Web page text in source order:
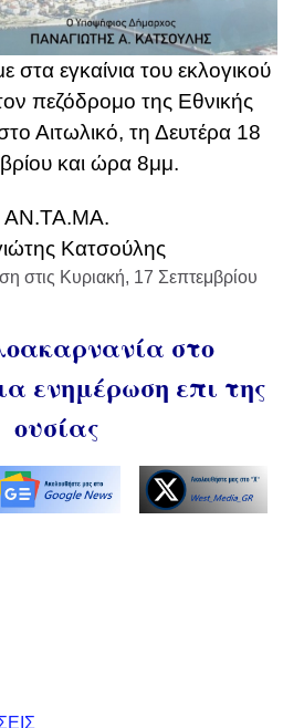
εγκαίνια του εκλογικού
πεζόδρομο της Εθνικής
Αιτωλικό, τη Δευτέρα 18
και ώρα 8μμ.
ΑΝ.ΤΑ.ΜΑ.
Κατσούλης
στις Κυριακή, 17 Σεπτεμβρίου
στο
ενημέρωση επι της
ουσίας